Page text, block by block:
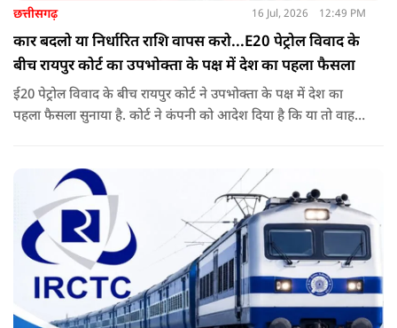
छत्तीसगढ़ 16 Jul, 2026 12:49 PM
कार बदलो या निर्धारित राशि वापस करो...E20 पेट्रोल विवाद के
बीच रायपुर कोर्ट का उपभोक्ता के पक्ष में देश का पहला फैसला
ई20 पेट्रोल विवाद के बीच रायपुर कोर्ट ने उपभोक्ता के पक्ष में देश का
पहला फैसला सुनाया है. कोर्ट ने कंपनी को आदेश दिया है कि या तो वाहन